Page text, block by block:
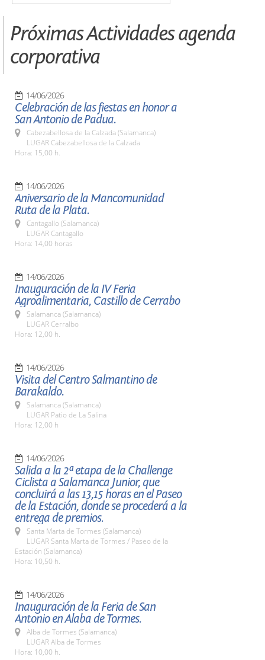
Próximas Actividades agenda
corporativa
14/06/2026
Celebración de las fiestas en honor a
San Antonio de Padua.
Cabezabellosa de la Calzada (Salamanca)
LUGAR Cabezabellosa de la Calzada
Hora: 15,00 h.
14/06/2026
Aniversario de la Mancomunidad
Ruta de la Plata.
Cantagallo (Salamanca)
LUGAR Cantagallo
Hora: 14,00 horas
14/06/2026
Inauguración de la IV Feria
Agroalimentaria, Castillo de Cerrabo
Salamanca (Salamanca)
LUGAR Cerralbo
Hora: 12,00 h.
14/06/2026
Visita del Centro Salmantino de
Barakaldo.
Salamanca (Salamanca)
LUGAR Patio de La Salina
Hora: 12,00 h
14/06/2026
Salida a la 2ª etapa de la Challenge
Ciclista a Salamanca Junior, que
concluirá a las 13,15 horas en el Paseo
de la Estación, donde se procederá a la
entrega de premios.
Santa Marta de Tormes (Salamanca)
LUGAR Santa Marta de Tormes / Paseo de la
Estación (Salamanca)
Hora: 10,50 h.
14/06/2026
Inauguración de la Feria de San
Antonio en Alaba de Tormes.
Alba de Tormes (Salamanca)
LUGAR Alba de Tormes
Hora: 10,00 h.